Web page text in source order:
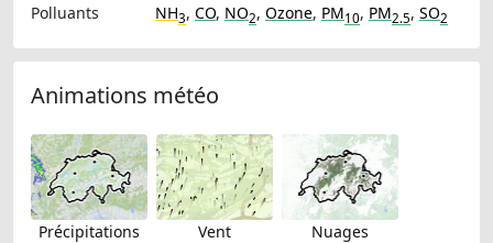
Polluants
NH3, CO, NO2, Ozone, PM10, PM2.5, SO2
Animations météo
Précipitations Vent Nuages